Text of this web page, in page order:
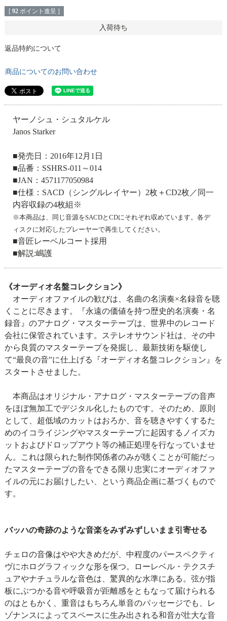
[ 92 ポイント進呈 ]
入荷待ち
返品特約について
商品についてのお問い合わせ
ヤーノシュ・シュタルケル
Janos Starker
■発売日：2016年12月1日
■品番：SSHRS-011～014
■JAN：4571177050984
■仕様：SACD（シングルレイヤー）2枚＋CD2枚／同一
内容収録の4枚組※
※本商品は、同じ音源をSACDとCDにそれぞれ収めています。各デ
ィスクに対応したプレーヤーで再生してください。
■音匠レーベルコート採用
■解説:嶋護
《オーディオ名盤コレクション》
オーディオファイルの歓びは、名曲の名演奏×名録音を聴
くことに尽きます。『永遠の価値を持つ歴史的名演奏・名
録音』のアナログ・マスターテープは、世界中のレコード
会社に保管されています。ステレオサウンド社は、その中
から良質のマスターテープを発掘し、最新技術を駆使し
て“最良の音”に仕上げる『オーディオ名盤コレクション』を
スタートさせました。
本商品はオリジナル・アナログ・マスターテープの音声
をほぼ無加工でデジタル化したものです。そのため、原則
として、超低域のカットはおろか、音を聴きやすくするた
めのイコライジングやマスターテープに起因するノイズカ
ットおよびドロップアウト等の補正処理を行なっていませ
ん。これは限られた制作関係者のみが聴くことが可能だっ
たマスターテープの音をできる限り忠実にオーディオファ
イルの元にお届けしたい、という商品企画に基づくもので
す。
バッハの奇跡のような音楽をみずみずしいまま引寄せる
チェロの音像はやや大きめだが、中程度のパースペクティ
ヴにホログラフィックな形を保つ。ローレベル・テクスチ
ュアやナチュラルな音色は、驚異的な水準にある。弦が指
板にぶつかる音や呼吸音が距離感をともなって届けられる
のはともかく、重音はもちろん単音のパッセージでも、レ
ゾナンスによってスペースに生み出される和音が壮大な音